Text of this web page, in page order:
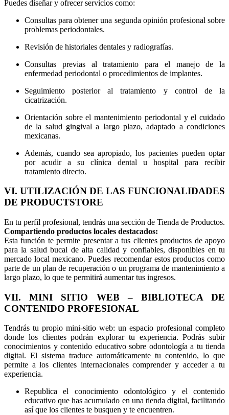
Puedes diseñar y ofrecer servicios como:
Consultas para obtener una segunda opinión profesional sobre
problemas periodontales.
Revisión de historiales dentales y radiografías.
Consultas previas al tratamiento para el manejo de la
enfermedad periodontal o procedimientos de implantes.
Seguimiento posterior al tratamiento y control de la
cicatrización.
Orientación sobre el mantenimiento periodontal y el cuidado
de la salud gingival a largo plazo, adaptado a condiciones
mexicanas.
Además, cuando sea apropiado, los pacientes pueden optar
por acudir a su clínica dental u hospital para recibir
tratamiento directo.
VI. UTILIZACIÓN DE LAS FUNCIONALIDADES
DE PRODUCTSTORE
En tu perfil profesional, tendrás una sección de Tienda de Productos.
Compartiendo productos locales destacados:
Esta función te permite presentar a tus clientes productos de apoyo
para la salud bucal de alta calidad y confiables, disponibles en tu
mercado local mexicano. Puedes recomendar estos productos como
parte de un plan de recuperación o un programa de mantenimiento a
largo plazo, lo que te permitirá aumentar tus ingresos.
VII. MINI SITIO WEB – BIBLIOTECA DE
CONTENIDO PROFESIONAL
Tendrás tu propio mini-sitio web: un espacio profesional completo
donde los clientes podrán explorar tu experiencia. Podrás subir
conocimientos y contenido educativo sobre odontología a tu tienda
digital. El sistema traduce automáticamente tu contenido, lo que
permite a los clientes internacionales comprender y acceder a tu
experiencia.
Republica el conocimiento odontológico y el contenido
educativo que has acumulado en una tienda digital, facilitando
así que los clientes te busquen y te encuentren.